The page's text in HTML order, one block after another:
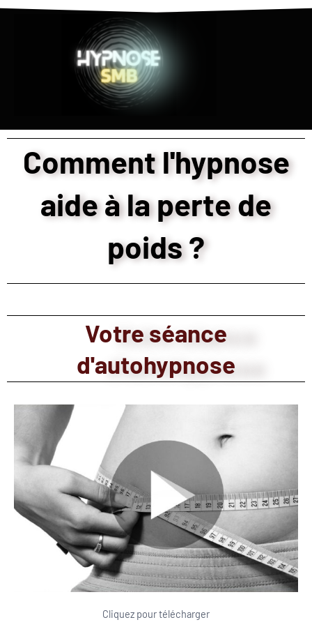
Comment l'hypnose
aide à la perte de
poids ?
Votre séance
d'autohypnose
Cliquez pour télécharger